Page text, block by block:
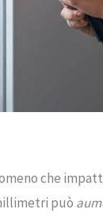
che
può